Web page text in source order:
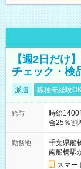
【週2日だけ
チェック・検
派遣 職種未経験
給与
時給
合25％割
勤務地
千葉県船
南船橋駅
スマー